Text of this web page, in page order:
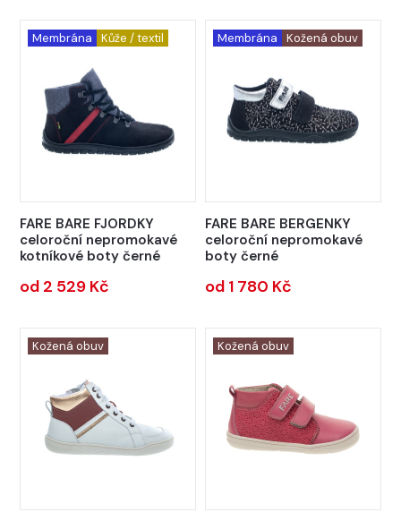
Membrána Kůže / textil
FARE BARE FJORDKY
celoroční nepromokavé
kotníkové boty černé
od 2 529 Kč
Membrána Kožená obuv
FARE BARE BERGENKY
celoroční nepromokavé
boty černé
od 1 780 Kč
Kožená obuv Kožená obuv